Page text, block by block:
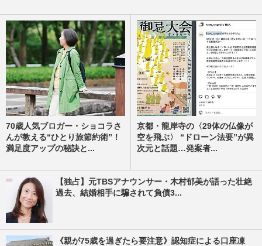
70歳人気ブロガー・ショコラさ
んが教える“ひとり旅節約術”！
満足度アップの秘訣と...
京都・龍岸寺の〈29体の仏像が
空を飛ぶ〉 “ドローン法要”が異
次元と話題…発案者...
【独占】元TBSアナウンサー・木村郁美が語った壮絶
過去、結婚相手に騙されて負債3...
《親が75歳を過ぎたら要注意》認知症による口座凍